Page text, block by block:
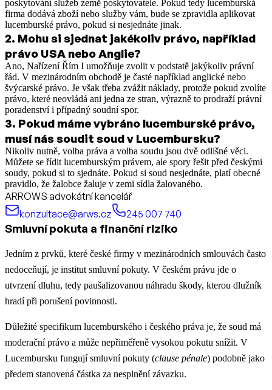
poskytování služeb země poskytovatele. Pokud tedy lucemburská
firma dodává zboží nebo služby vám, bude se zpravidla aplikovat
lucemburské právo, pokud si nesjednáte jinak.
2. Mohu si sjednat jakékoliv právo, například
právo USA nebo Anglie?
Ano, Nařízení Řím I umožňuje zvolit v podstatě jakýkoliv právní
řád. V mezinárodním obchodě je časté například anglické nebo
švýcarské právo. Je však třeba zvážit náklady, protože pokud zvolíte
právo, které neovládá ani jedna ze stran, výrazně to prodraží právní
poradenství i případný soudní spor.
3. Pokud máme vybráno lucemburské právo,
musí nás soudit soud v Lucembursku?
Nikoliv nutně, volba práva a volba soudu jsou dvě odlišné věci.
Můžete se řídit lucemburským právem, ale spory řešit před českými
soudy, pokud si to sjednáte. Pokud si soud nesjednáte, platí obecné
pravidlo, že žalobce žaluje v zemi sídla žalovaného.
ARROWS advokátní kancelář
konzultace@arws.cz
245 007 740
Smluvní pokuta a finanční riziko
Jedním z prvků, které české firmy v mezinárodních smlouvách často
nedoceňují, je institut smluvní pokuty. V českém právu jde o
utvrzení dluhu, tedy paušalizovanou náhradu škody, kterou dlužník
hradí při porušení povinnosti.
Důležité specifikum lucemburského i českého práva je, že soud má
moderační právo a může nepřiměřeně vysokou pokutu snížit. V
Lucembursku fungují smluvní pokuty (clause pénale) podobně jako
předem stanovená částka za nesplnění závazku.